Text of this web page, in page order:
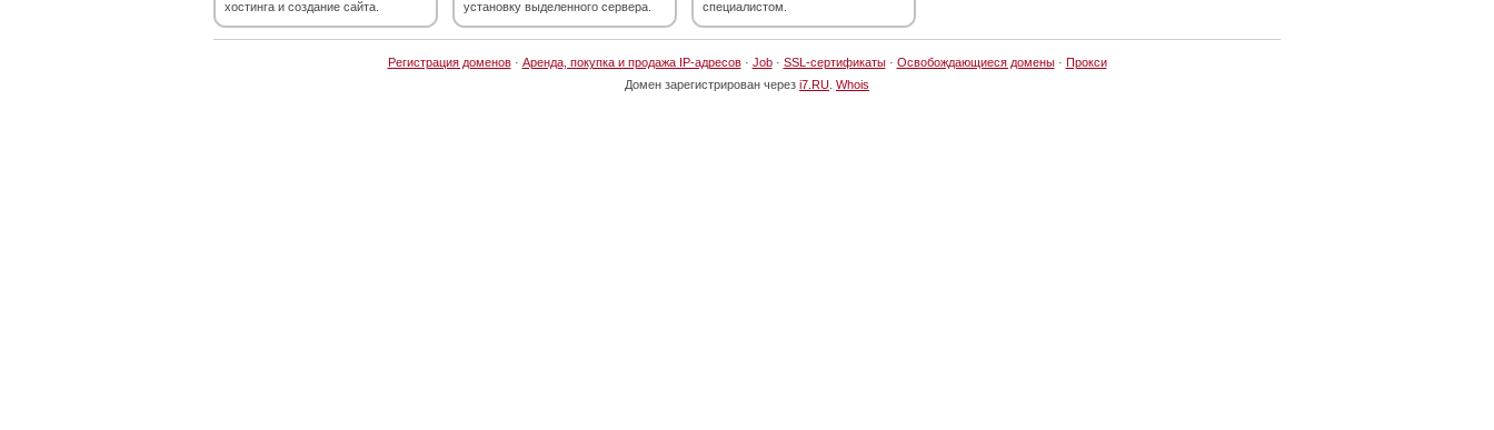
хостинга и создание сайта.
установку выделенного сервера.
специалистом.
Регистрация доменов· Аренда, покупка и продажа IP-адресов· Job· SSL-сертификаты· Освобождающиеся домены· Прокси
Домен зарегистрирован через i7.RU Whois